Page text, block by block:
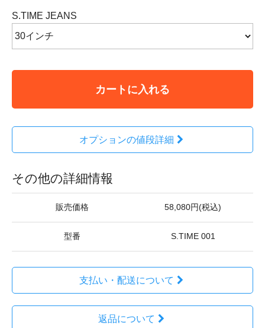
S.TIME JEANS
カートに入れる
オプションの値段詳細
その他の詳細情報
販売価格 58,080円(税込)
型番 S.TIME 001
支払い・配送について
返品について